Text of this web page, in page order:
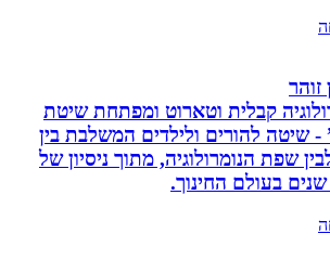
קבלית וטארוט ומפתחת שיטת
להורים ולילדים המשלבת בין
הנומרולוגיה, מתוך ניסיון של